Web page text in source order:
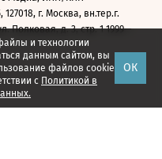
и технологии
данным сайтом, вы
файлов cookie
с Политикой в
ОК
127018, г. Москва, вн.тер.г.
Полковая, д. 3, стр. 1 1999—